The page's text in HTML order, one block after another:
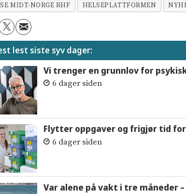
MIDT-NORGE RHF HELSEPLATTFORMEN
lest siste syv dager:
Vi trenger en grunnlov for
6 dager siden
Flytter oppgaver og frigjør tid
6 dager siden
Var alene på vakt i tre måneder